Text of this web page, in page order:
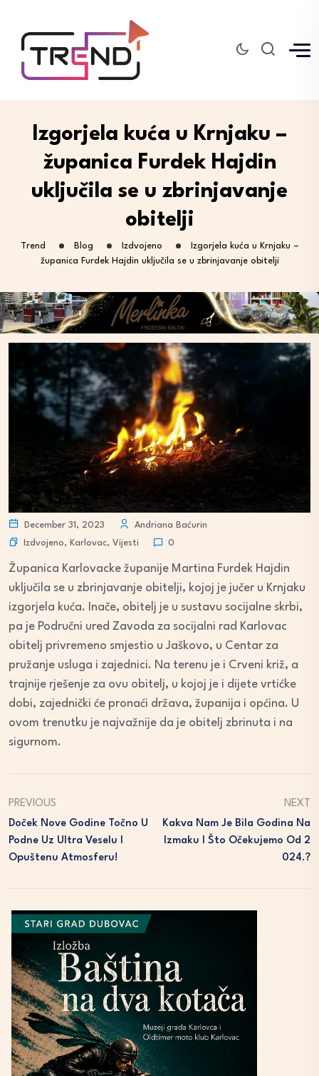
Izgorjela kuća u Krnjaku –
županica Furdek Hajdin
uključila se u zbrinjavanje
obitelji
Trend Blog Izdvojeno
Izgorjela kuća u Krnjaku –
županica Furdek Hajdin uključila se u zbrinjavanje obitelji
December 31, 2023
Andriana Baćurin
Izdvojeno, Karlovac, Vijesti 0
Županica Karlovacke županije Martina Furdek Hajdin
uključila se u zbrinjavanje obitelji, kojoj je jučer u Krnjaku
izgorjela kuća. Inače, obitelj je u sustavu socijalne skrbi,
pa je Područni ured Zavoda za socijalni rad Karlovac
obitelj privremeno smjestio u Jaškovo, u Centar za
pružanje usluga i zajednici. Na terenu je i Crveni križ, a
trajnije rješenje za ovu obitelj, u kojoj je i dijete vrtićke
dobi, zajednički će pronaći država, županija i općina. U
ovom trenutku je najvažnije da je obitelj zbrinuta i na
sigurnom.
PREVIOUS
Doček Nove Godine Točno U
Podne Uz Ultra Veselu I
Opuštenu Atmosferu!
NEXT
Kakva Nam Je Bila Godina Na
Izmaku I Što Očekujemo Od 2
024.?